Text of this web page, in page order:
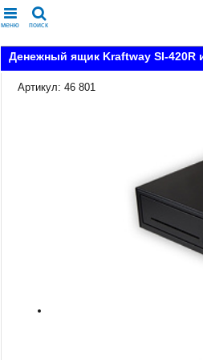
меню поиск
Денежный ящик Kraftway SI-420R
Артикул: 46 801